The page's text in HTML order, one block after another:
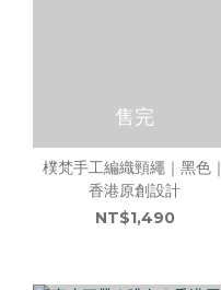
售完
樸梵手工編織頸繩｜黑色｜
香港原創設計
NT$1,490